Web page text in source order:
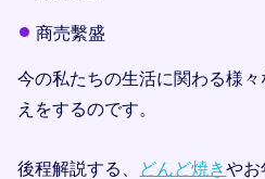
商売繫盛
今の私たちの生活に関わる様
えをするのです。
後程解説する、 どんど焼きやお